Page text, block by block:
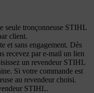
seule tronçonneuse STIHL
client.
et sans engagement. Dès
recevez par e-mail un lien
un revendeur STIHL
Si votre commande est
au revendeur choisi.
STIHL.